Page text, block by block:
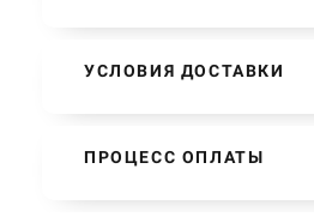
УСЛОВИЯ ДОСТАВКИ
ПРОЦЕСС ОПЛАТЫ